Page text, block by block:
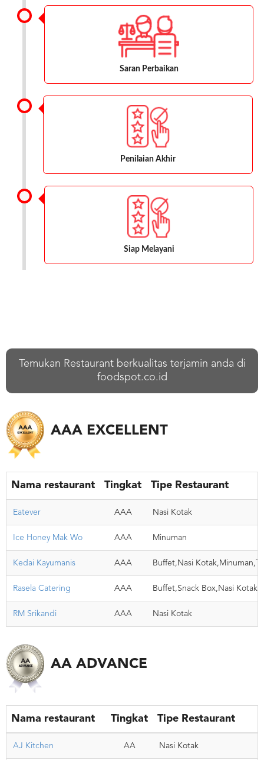
Saran Perbaikan
Penilaian Akhir
Siap Melayani
Temukan Restaurant berkualitas terjamin anda di
foodspot.co.id
AAA EXCELLENT
Nama restaurant Tingkat Tipe Restaurant
Eatever AAA Nasi Kotak
Ice Honey Mak Wo AAA Minuman
Kedai Kayumanis AAA Buffet,Nasi
Rasela Catering AAA Buffet,Snack Box,Nasi Kotak
RM Srikandi AAA Nasi Kotak
AA ADVANCE
Nama restaurant Tingkat Tipe Restaurant
AJ Kitchen AA Nasi Kotak